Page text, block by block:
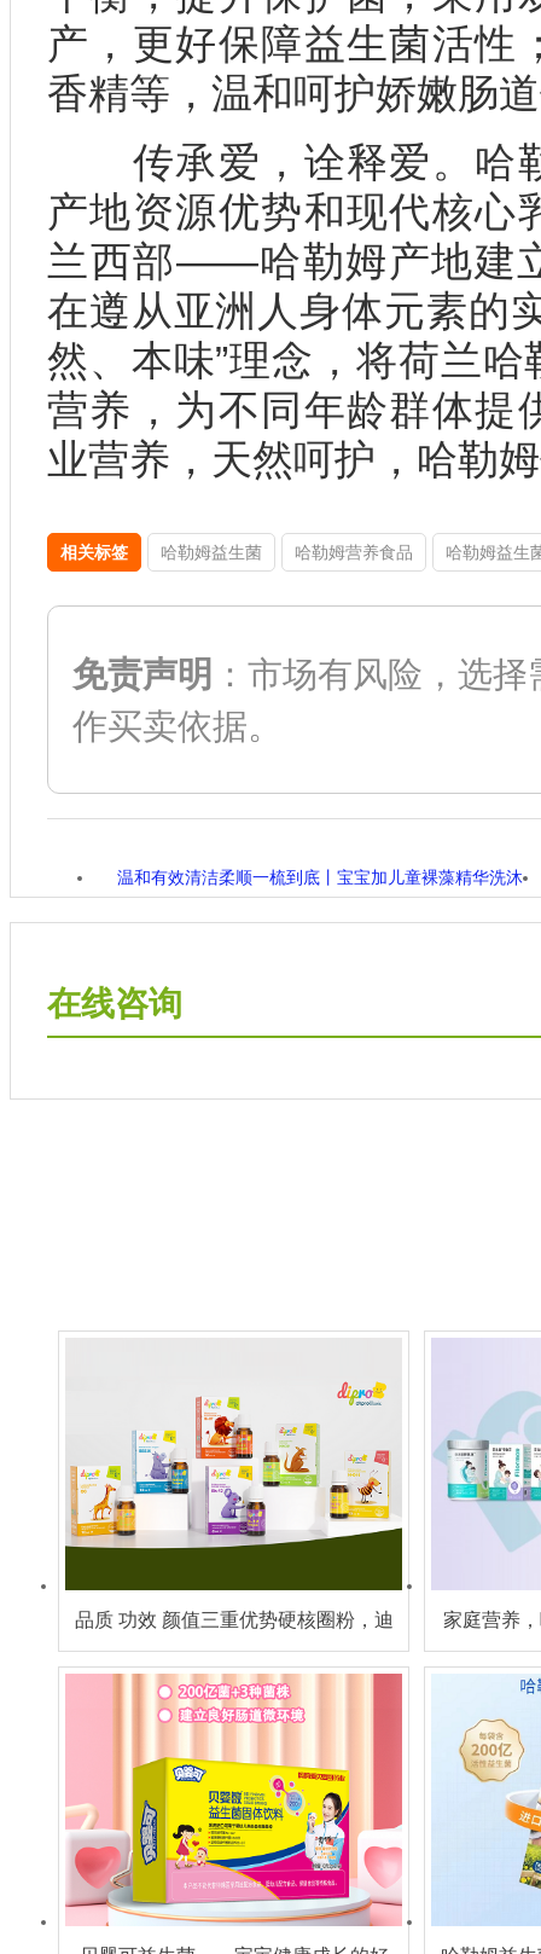
产，更好保障益生菌活性
香精等，温和呵护娇嫩肠
传承爱，诠释爱。哈
产地资源优势和现代核心
兰西部——哈勒姆产地建
在遵从亚洲人身体元素的
然、本味”理念，将荷兰
营养，为不同年龄群体提
业营养，天然呵护，哈勒
相关标签 哈勒姆益生菌 哈勒姆营养食品 哈勒姆益生
免责声明 ：市场有风险，选
作买卖依据。
温和有效清洁柔顺一梳到底丨宝宝加儿童裸藻精华洗沐
在线咨询
品质 功效 颜值三重优势硬核圈粉，迪
辅乐新Basic系列面向空白市场招商
家庭营养